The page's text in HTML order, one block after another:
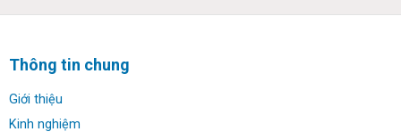
Thông tin chung
Giới thiệu
Kinh nghiệm